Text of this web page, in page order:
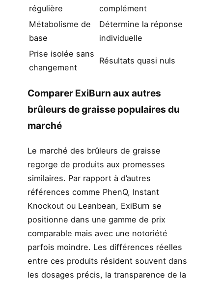
régulière
complément
Métabolisme de
base
Détermine la réponse
individuelle
Prise isolée sans
changement
Résultats quasi nuls
Comparer ExiBurn aux autres
brûleurs de graisse populaires du
marché
Le marché des brûleurs de graisse
regorge de produits aux promesses
similaires. Par rapport à d’autres
références comme PhenQ, Instant
Knockout ou Leanbean, ExiBurn se
positionne dans une gamme de prix
comparable mais avec une notoriété
parfois moindre. Les différences réelles
entre ces produits résident souvent dans
les dosages précis, la transparence de la